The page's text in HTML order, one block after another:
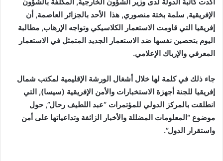
الإفريقية, سلمة بختة منصوري, هذا الأحد بالجزائر العاصمة, أن
إفريقيا التي قاومت الاستعمار الكلاسيكي وتواجه الإرهاب, مطالبة
اليوم بتحصين نفسها ضد الاستعمار الجديد المتمثل في الاستعمار
المعرفي والإرباك الإعلامي.
جاء ذلك في كلمة لها خلال أشغال الورشة الإقليمية لمكتب شمال
إفريقيا للجنة أجهزة الاستخبارات والأمن الإفريقية (سيسا), التي
انطلقت بالمركز الدولي للمؤتمرات “عبد اللطيف رحال”, حول
موضوع “المعلومات المضللة والأخبار الزائفة وتداعياتها على أمن
واستقرار الدول”.